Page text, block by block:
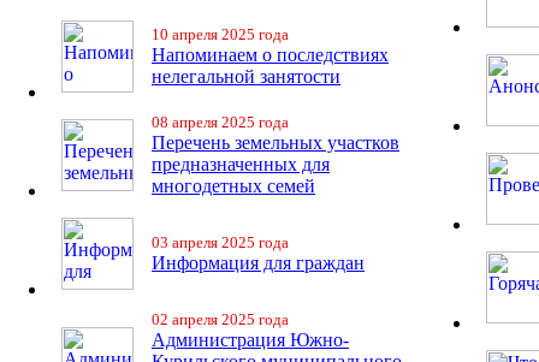
10 апреля 2025 года
Напоминаем о последствиях
нелегальной занятости
08 апреля 2025 года
Перечень земельных участков
предназначенных для
многодетных семей
03 апреля 2025 года
Информация для граждан
02 апреля 2025 года
Администрация Южно-